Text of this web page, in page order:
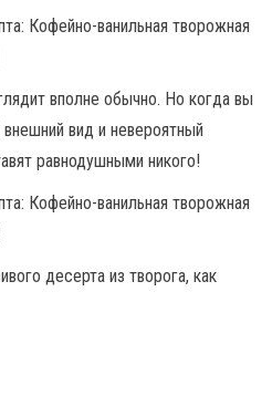
вполне обычно. Но когда вы
вид и невероятный
равнодушными никого!
десерта из творога, как